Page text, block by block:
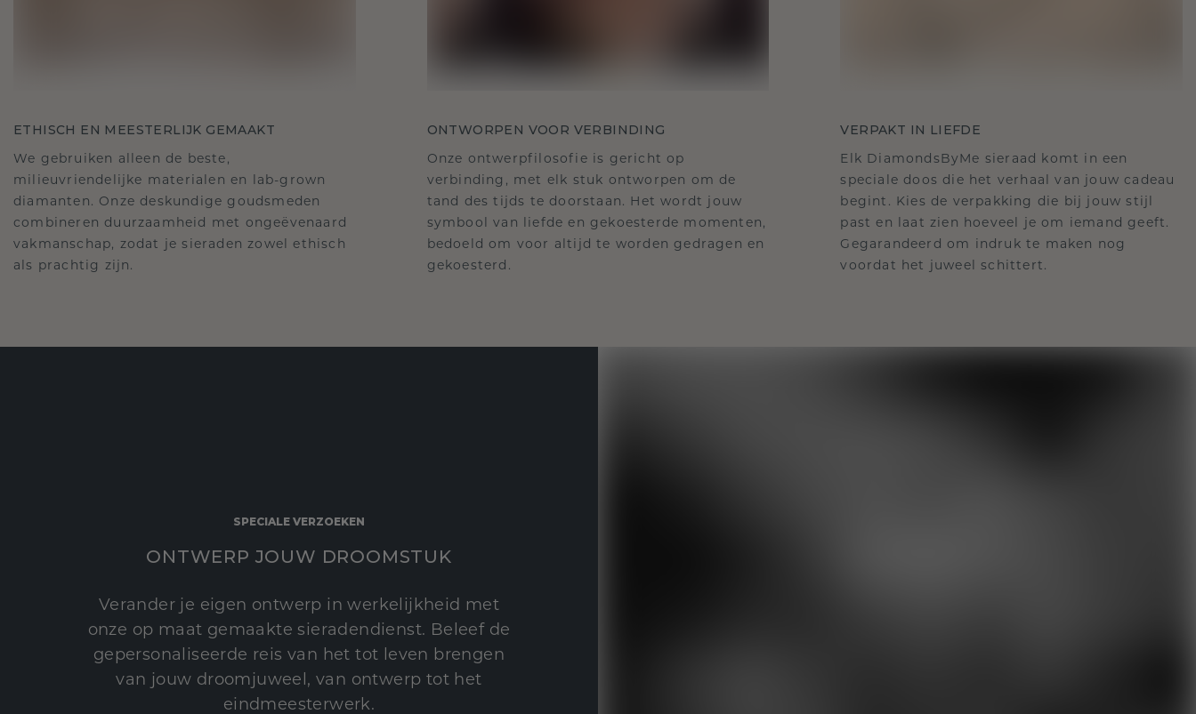
ETHISCH EN MEESTERLIJK GEMAAKT
We gebruiken alleen de beste,
milieuvriendelijke materialen en lab-grown
diamanten. Onze deskundige goudsmeden
combineren duurzaamheid met ongeëvenaard
vakmanschap, zodat je sieraden zowel ethisch
als prachtig zijn.
ONTWORPEN VOOR VERBINDING
Onze ontwerpfilosofie is gericht op
verbinding, met elk stuk ontworpen om de
tand des tijds te doorstaan. Het wordt jouw
symbool van liefde en gekoesterde momenten,
bedoeld om voor altijd te worden gedragen en
gekoesterd.
VERPAKT IN LIEFDE
Elk DiamondsByMe sieraad komt in een
speciale doos die het verhaal van jouw cadeau
begint. Kies de verpakking die bij jouw stijl
past en laat zien hoeveel je om iemand geeft.
Gegarandeerd om indruk te maken nog
voordat het juweel schittert.
SPECIALE VERZOEKEN
ONTWERP JOUW DROOMSTUK
Verander je eigen ontwerp in werkelijkheid met
onze op maat gemaakte sieradendienst. Beleef de
gepersonaliseerde reis van het tot leven brengen
van jouw droomjuweel, van ontwerp tot het
eindmeesterwerk.